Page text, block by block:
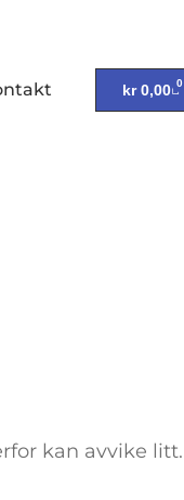
kr0,00 0
kan avvike litt.